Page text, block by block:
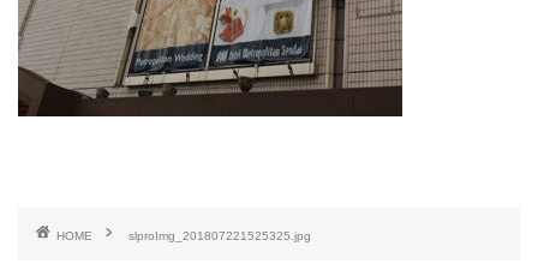
HOME slproImg_201807221525325.jpg